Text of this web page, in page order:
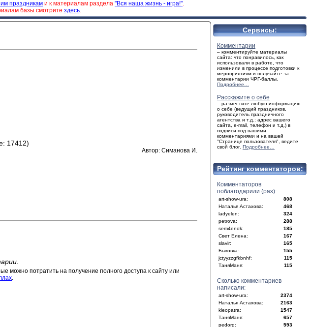
праздникам и к материалам раздела "Вся наша жизнь - игра!".
базы смотрите здесь.
17412)
Автор: Симанова И.
можно потратить на получение полного доступа к сайту или
.
Сервисы:
Комментарии
– комментируйте материалы
сайта: что понравилось, как
использовали в работе, что
изменили в процессе подготовки к
мероприятиям и получайте за
комментарии ЧРГ-баллы.
Подробнее…
Расскажите о себе
– разместите любую информацию
о себе (ведущий праздников,
руководитель праздничного
агентства и т.д.; адрес вашего
сайта, e-mail, телефон и т.д.) в
подписи под вашими
комментариями и на вашей
"Странице пользователя", ведите
свой блог. Подробнее…
Рейтинг комментаторов:
Комментаторов
поблагодарили (раз):
art-show-ura:
808
Наталья Астахова:
468
ladyelen:
324
petrova:
288
sem4enok:
185
Свет Елена:
167
slavir:
165
Быковка:
155
jctyyzzgfkbnhf:
115
ТаняМаня:
115
Сколько комментариев
написали:
art-show-ura:
2374
Наталья Астахова:
2163
kleopatra:
1547
ТаняМаня:
657
pedorg:
593